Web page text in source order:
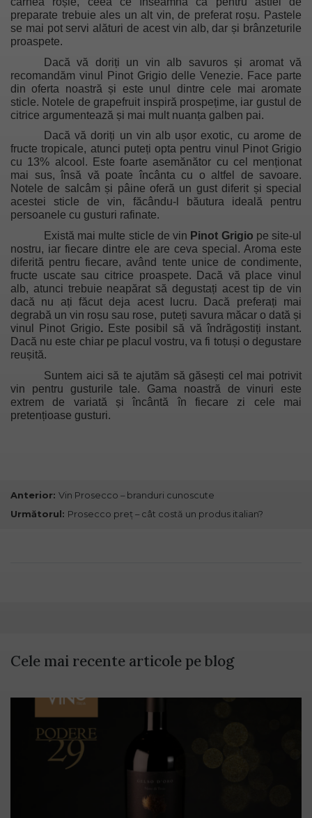
preparate trebuie ales un alt vin, de preferat roșu. Pastele
se mai pot servi alături de acest vin alb, dar și brânzeturile
proaspete.
Dacă vă doriți un vin alb savuros și aromat vă
recomandăm vinul Pinot Grigio delle Venezie. Face parte
din oferta noastră și este unul dintre cele mai aromate
sticle. Notele de grapefruit inspiră prospețime, iar gustul de
citrice argumentează și mai mult nuanța galben pai.
Dacă vă doriți un vin alb ușor exotic, cu arome de
fructe tropicale, atunci puteți opta pentru vinul Pinot Grigio
cu 13% alcool. Este foarte asemănător cu cel menționat
mai sus, însă vă poate încânta cu o altfel de savoare.
Notele de salcâm și pâine oferă un gust diferit și special
acestei sticle de vin, făcându-l băutura ideală pentru
persoanele cu gusturi rafinate.
Există mai multe sticle de vin Pinot Grigio pe site-ul
nostru, iar fiecare dintre ele are ceva special. Aroma este
diferită pentru fiecare, având tente unice de condimente,
fructe uscate sau citrice proaspete. Dacă vă place vinul
alb, atunci trebuie neapărat să degustați acest tip de vin
dacă nu ați făcut deja acest lucru. Dacă preferați mai
degrabă un vin roșu sau rose, puteți savura măcar o dată și
vinul Pinot Grigio.Este posibil să vă îndrăgostiți instant.
Dacă nu este chiar pe placul vostru, va fi totuși o degustare
reușită.
Suntem aici să te ajutăm să găsești cel mai potrivit
vin pentru gusturile tale. Gama noastră de vinuri este
extrem de variată și încântă în fiecare zi cele mai
pretențioase gusturi.
Anterior: Vin Prosecco – branduri cunoscute
Următorul: Prosecco preț – cât costă un produs italian?
Cele mai recente articole pe blog